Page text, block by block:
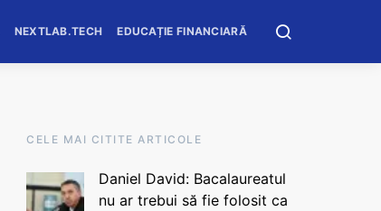
NEXTLAB.TECH EDUCAȚIE FINANCIARĂ
CELE MAI CITITE ARTICOLE
Daniel David: Bacalaureatul
nu ar trebui să fie folosit ca